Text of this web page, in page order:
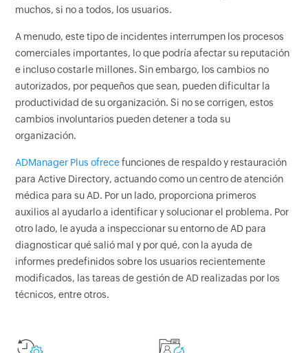
muchos, si no a todos, los usuarios.
A menudo, este tipo de incidentes interrumpen los procesos
comerciales importantes, lo que podría afectar su reputación
e incluso costarle millones. Sin embargo, los cambios no
autorizados, por pequeños que sean, pueden dificultar la
productividad de su organización. Si no se corrigen, estos
cambios involuntarios pueden detener a toda su
organización.
ADManager Plus ofrecefunciones de respaldo y restauración
para Active Directory, actuando como un centro de atención
médica para su AD. Por un lado, proporciona primeros
auxilios al ayudarlo a identificar y solucionar el problema. Por
otro lado, le ayuda a inspeccionar su entorno de AD para
diagnosticar qué salió mal y por qué, con la ayuda de
informes predefinidos sobre los usuarios recientemente
modificados, las tareas de gestión de AD realizadas por los
técnicos, entre otros.